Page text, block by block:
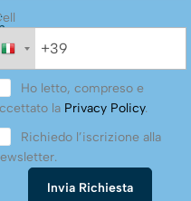
Ho letto, compreso e
la Privacy Policy.
Richiedo l’iscrizione alla